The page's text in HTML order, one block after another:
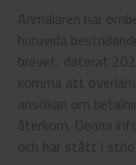
Anmälaren har
huruvida
brevet, daterat
komma att
ansökan om
återkom. Denna
och har stått i strid